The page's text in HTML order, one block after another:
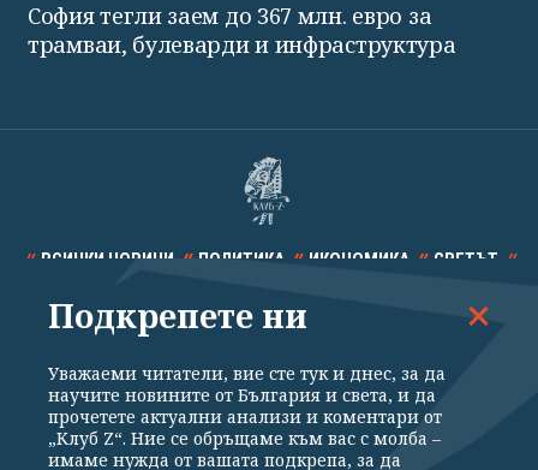
София тегли заем до 367 млн. евро за
трамваи, булеварди и инфраструктура
ВСИЧКИ НОВИНИ ПОЛИТИКА ИКОНОМИКА СВЕТЪТ
СПОРТ КУЛТУРА ТЕХНОЛОГИИ КАЛЕЙДОСКОП
Подкрепете ни
Уважаеми читатели, вие сте тук и днес, за да
научите новините от България и света, и да
прочетете актуални анализи и коментари от
„Клуб Z“. Ние се обръщаме към вас с молба –
имаме нужда от вашата подкрепа, за да